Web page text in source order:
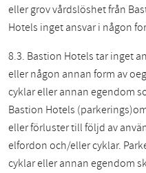
eller grov vårdslöshet från
Hotels inget ansvar i någon
8.3. Bastion Hotels tar inget
eller någon annan form av
cyklar eller annan egendom
Bastion Hotels
eller förluster till följd av
elfordon och/eller cyklar.
cyklar eller annan egendom